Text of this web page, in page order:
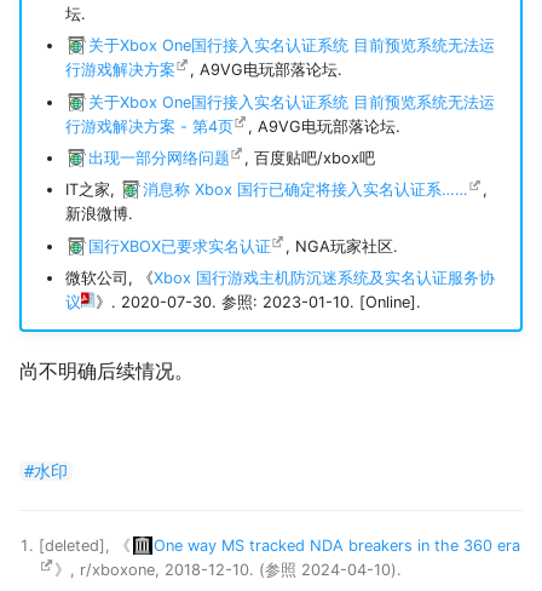
坛.
关于Xbox One国行接入实名认证系统 目前预览系统无法运
行游戏解决方案
, A9VG电玩部落论坛.
关于Xbox One国行接入实名认证系统 目前预览系统无法运
行游戏解决方案 - 第4页
, A9VG电玩部落论坛.
出现一部分网络问题
, 百度贴吧/xbox吧
IT之家,
消息称 Xbox 国行已确定将接入实名认证系……
,
新浪微博.
国行XBOX已要求实名认证
, NGA玩家社区.
微软公司, 《Xbox 国行游戏主机防沉迷系统及实名认证服务协
议
》. 2020-07-30. 参照: 2023-01-10. [Online].
尚不明确后续情况。
#水印
[deleted], 《
One way MS tracked NDA breakers in the 360 era
》, r/xboxone, 2018-12-10. (参照 2024-04-10).